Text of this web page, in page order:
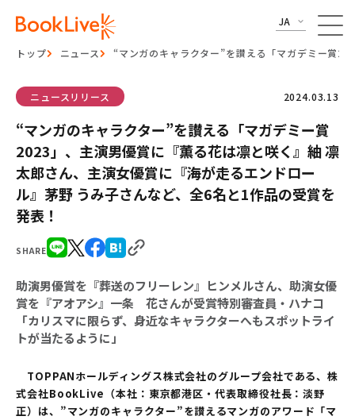
JA
トップ ニュース “マンガのキャラクター”を讃える「マガデミー賞
SHARE
ニュースリリース 2024.03.13
“マンガのキャラクター”を讃える「マガデミー賞
2023」、主演男優賞に『薫る花は凛と咲く』紬 凛
太郎さん、主演女優賞に『海が走るエンドロー
ル』茅野 うみ子さんなど、全6名と1作品の受賞を
発表！
助演男優賞を『葬送のフリーレン』ヒンメルさん、助演女優
賞を『アオアシ』一条 花さんが受賞特別審査員・ハナコ
「カリスマに限らず、身近なキャラクターへもスポットライ
トが当たるように」
TOPPANホールディングス株式会社のグループ会社である、株
式会社BookLive（本社：東京都港区・代表取締役社長：淡野
正）は、”マンガのキャラクター”を讃えるマンガのアワード「マ